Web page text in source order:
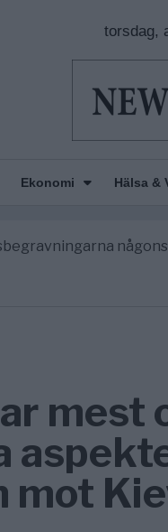
torsdag,
Ekonomi Hälsa &
mest
mot